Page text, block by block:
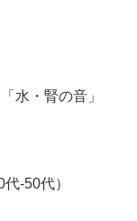
水・腎の音」
-50代）